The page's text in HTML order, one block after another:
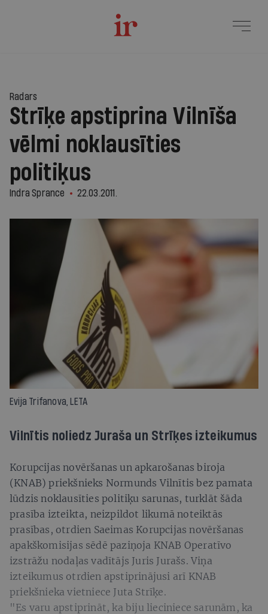
Radars
Strīķe apstiprina Vilnīša
vēlmi noklausīties
politiķus
Indra Sprance 22.03.2011.
Evija Trifanova, LETA
Vilnītis noliedz Juraša un Strīķes izteikumus
Korupcijas novēršanas un apkarošanas biroja
(KNAB) priekšnieks Normunds Vilnītis bez pamata
lūdzis noklausīties politiķu sarunas, turklāt šāda
prasība izteikta, neizpildot likumā noteiktās
prasības, otrdien Saeimas Korupcijas novēršanas
apakškomisijas sēdē paziņoja KNAB Operatīvo
izstrāžu nodaļas vadītājs Juris Jurašs. Viņa
izteikumus otrdien apstiprinājusi arī KNAB
priekšnieka vietniece Juta Strīķe.
"Es varu apstiprināt, ka biju lieciniece sarunām, ka